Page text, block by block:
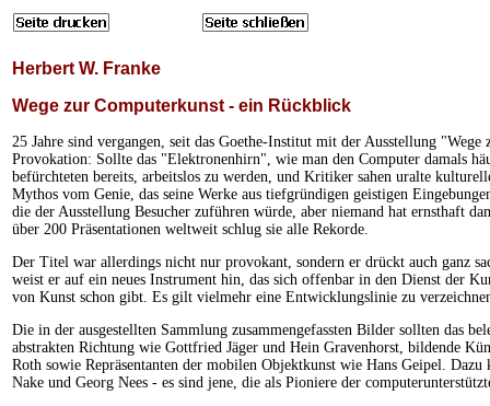
Herbert W. Franke
Wege zur Computerkunst - ein Rückblick
25 Jahre sind vergangen, seit das Goethe-Institut mit der Ausstellung
Provokation: Sollte das "Elektronenhirn", wie man den Computer damals
befürchteten bereits, arbeitslos zu werden, und Kritiker sahen uralte
Mythos vom Genie, das seine Werke aus tiefgründigen geistigen
die der Ausstellung Besucher zuführen würde, aber niemand hat ernsthaft
über 200 Präsentationen weltweit schlug sie alle Rekorde.
Der Titel war allerdings nicht nur provokant, sondern er drückt auch ganz
weist er auf ein neues Instrument hin, das sich offenbar in den Dienst der
von Kunst schon gibt. Es gilt vielmehr eine Entwicklungslinie zu
Die in der ausgestellten Sammlung zusammengefassten Bilder sollten das
abstrakten Richtung wie Gottfried Jäger und Hein Gravenhorst, bildende
Roth sowie Repräsentanten der mobilen Objektkunst wie Hans Geipel.
Nake und Georg Nees - es sind jene, die als Pioniere der